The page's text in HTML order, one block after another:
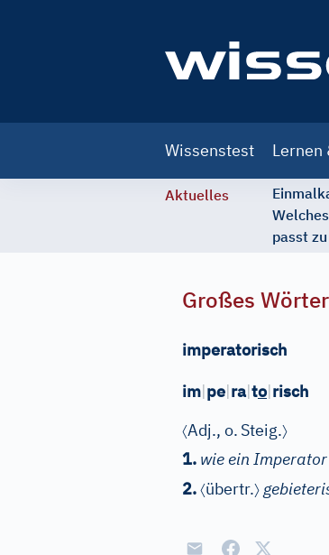
navigation
Wissenstest Lernen
Aktuelles
passt
Großes
imperatorisch
im|pe|ra|to|risch
〈Adj., o. Steig.〉
1. wie ein Imperator
2.〈übertr.〉